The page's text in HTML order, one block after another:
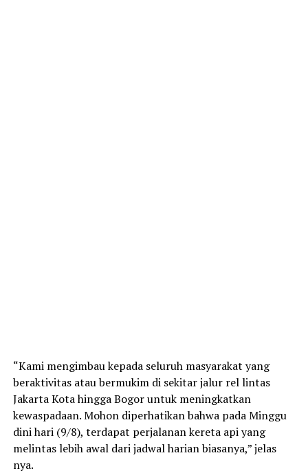
“Kami mengimbau kepada seluruh masyarakat yang
beraktivitas atau bermukim di sekitar jalur rel lintas
Jakarta Kota hingga Bogor untuk meningkatkan
kewaspadaan. Mohon diperhatikan bahwa pada Minggu
dini hari (9/8), terdapat perjalanan kereta api yang
melintas lebih awal dari jadwal harian biasanya,” jelas
nya.